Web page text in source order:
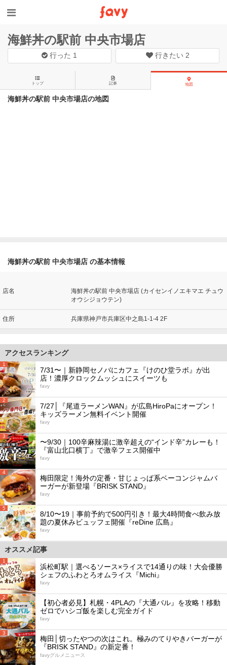
海鮮丼の駅前 中央市場店
行った 1 行きたい 2
トップ 記事 地図
海鮮丼の駅前 中央市場店の地図
海鮮丼の駅前 中央市場店 の基本情報
店名
海鮮丼の駅前 中央市場店 (カイセンイノエキマエ チュウ
オウシジョウテン)
住所 兵庫県神戸市兵庫区中之島1-1-4 2F
アクセスランキング
1
7/31〜｜新静岡セノバにカフェ『けのひ堂ラボ』が出
店！濃厚クロックムッシュにスイーツも
favy
2
7/27│『尾道ラーメンWAN』が広島HiroPaにオープン！
キッズラーメン無料イベント開催
favy
3
〜9/30｜100辛麻辣湯に激辛超えの“インド辛”カレーも！
『富山北口横丁』で激辛フェス開催中
favy
4
梅田限定！海外の定番・甘じょっぱ系ベーコンジャムバ
ーガーが新登場『BRISK STAND』
favy
5
8/10〜19｜事前予約で500円引き！最大4時間食べ飲み放
題の夏休みビュッフェ開催『reDine 広島』
favy
オススメ記事
1
浜松町駅｜選べるソース×ライスで14通りの味！大会優勝
シェフのふわとろオムライス『Michi』
favy
2
【初心者必見】札幌・4PLAの『大通バル』を攻略！移動
ゼロでハシゴ飯を楽しむ完全ガイド
favy
3
梅田│切ったやつの次はこれ。極みのてりやきバーガーが
『BRISK STAND』の新定番！
favyグルメニュース